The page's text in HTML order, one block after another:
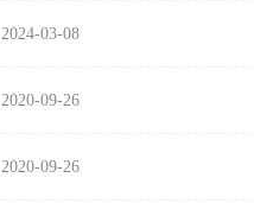
2024-03-08
2020-09-26
2020-09-26